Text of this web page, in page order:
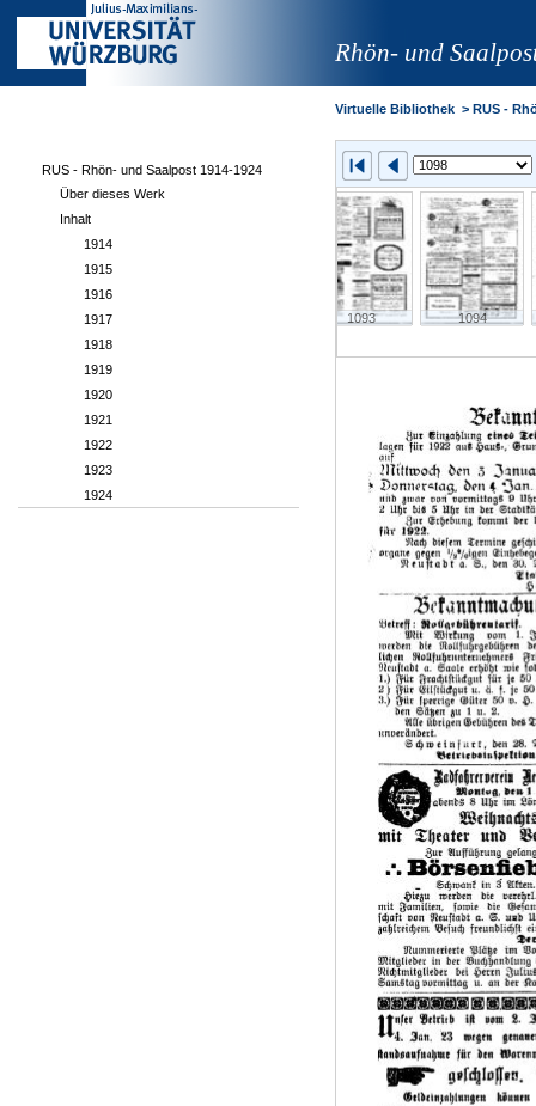
Rhön- und
1093 1094
RUS - Rhön- und Saalpost 1914-1924
Über dieses Werk
Inhalt
1914
1915
1916
1917
1918
1919
1920
1921
1922
1923
1924
Virtuelle Bibliothek > RUS -